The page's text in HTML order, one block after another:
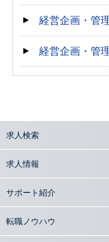
経営企画・管
経営企画・管
求人検索
求人情報
サポート紹介
転職ノウハウ